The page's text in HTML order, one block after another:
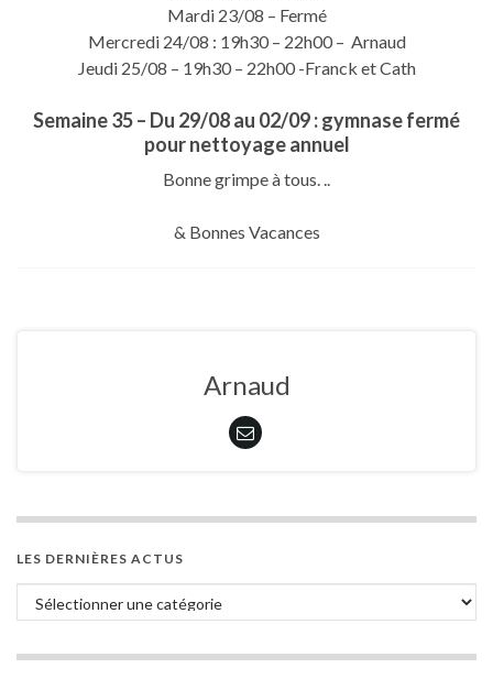
Mardi 23/08 – Fermé
Mercredi 24/08 : 19h30 – 22h00 – Arnaud
Jeudi 25/08 – 19h30 – 22h00 -Franck et Cath
Semaine 35 – Du 29/08 au 02/09 : gymnase fermé
pour nettoyage annuel
Bonne grimpe à tous. ..
& Bonnes Vacances
Arnaud
LES DERNIÈRES ACTUS